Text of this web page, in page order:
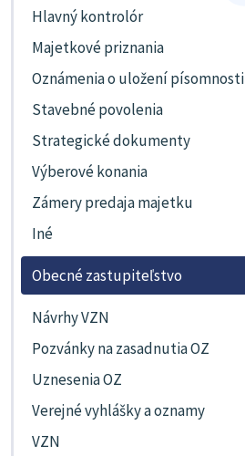
Hlavný kontrolór
Majetkové priznania
Oznámenia o uložení písomnosti
Stavebné povolenia
Strategické dokumenty
Výberové konania
Zámery predaja majetku
Iné
Obecné zastupiteľstvo
Návrhy VZN
Pozvánky na zasadnutia OZ
Uznesenia OZ
Verejné vyhlášky a oznamy
VZN